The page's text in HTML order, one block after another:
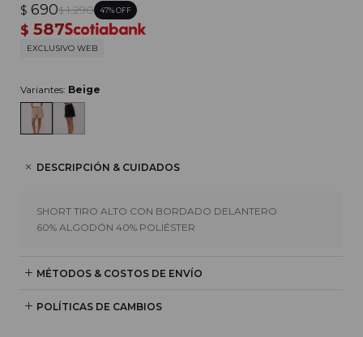
$ 690$ 1.290 47
$ 587
EXCLUSIVO WEB
Variantes: Beige
DESCRIPCIÓN & CUIDADOS
SHORT TIRO ALTO CON BORDADO DELANTERO
60% ALGODÓN 40% POLIÉSTER
MÉTODOS & COSTOS DE ENVÍO
POLÍTICAS DE CAMBIOS